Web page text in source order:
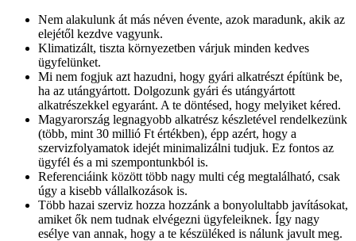
Nem alakulunk át más néven évente, azok maradunk, akik az
elejétől kezdve vagyunk.
Klimatizált, tiszta környezetben várjuk minden kedves
ügyfelünket.
Mi nem fogjuk azt hazudni, hogy gyári alkatrészt építünk be,
ha az utángyártott. Dolgozunk gyári és utángyártott
alkatrészekkel egyaránt. A te döntésed, hogy melyiket kéred.
Magyarország legnagyobb alkatrész készletével rendelkezünk
(több, mint 30 millió Ft értékben), épp azért, hogy a
szervizfolyamatok idejét minimalizálni tudjuk. Ez fontos az
ügyfél és a mi szempontunkból is.
Referenciáink között több nagy multi cég megtalálható, csak
úgy a kisebb vállalkozások is.
Több hazai szerviz hozza hozzánk a bonyolultabb javításokat,
amiket ők nem tudnak elvégezni ügyfeleiknek. Így nagy
esélye van annak, hogy a te készüléked is nálunk javult meg.